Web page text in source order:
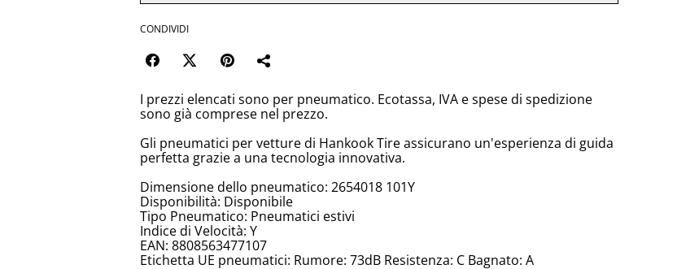
CONDIVIDI
I prezzi elencati sono per pneumatico. Ecotassa, IVA e spese di spedizione
sono già comprese nel prezzo.
Gli pneumatici per vetture di Hankook Tire assicurano un'esperienza di guida
perfetta grazie a una tecnologia innovativa.
Dimensione dello pneumatico: 2654018 101Y
Disponibilità: Disponibile
Tipo Pneumatico: Pneumatici estivi
Indice di Velocità: Y
EAN: 8808563477107
Etichetta UE pneumatici: Rumore: 73dB Resistenza: C Bagnato: A